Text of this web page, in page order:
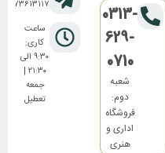
0313-
629-
0710
شعبه
دوم:
فروشگاه
اداری و
هنری
۸۱۷۳۶۱۳۱۱۷
ساعت
کاری:
۹:۳۰ الی
۲۱:۳۰ |
جمعه
تعطیل